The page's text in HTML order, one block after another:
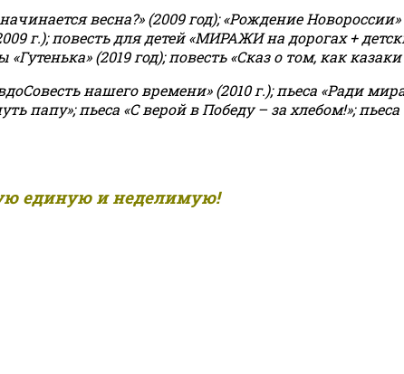
весна?» (2009 год); «Рождение Новороссии»
г.); повесть для детей «МИРАЖИ на дорогах +
(2019 год); повесть «Сказ о том, как
нашего времени» (2010 г.); пьеса «Ради
папу»; пьеса «С верой в Победу – за хлебом!»;пьеса
единую и неделимую!